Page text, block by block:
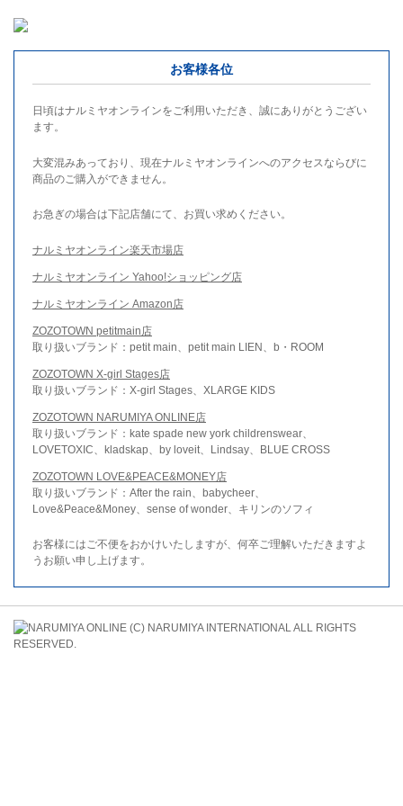
お客様各位
日頃はナルミヤオンラインをご利用いただき、誠にありがとうござい
ます。
大変混みあっており、現在ナルミヤオンラインへのアクセスならびに
商品のご購入ができません。
お急ぎの場合は下記店舗にて、お買い求めください。
ナルミヤオンライン楽天市場店
ナルミヤオンライン Yahoo!ショッピング店
ナルミヤオンライン Amazon店
ZOZOTOWN petitmain店
取り扱いブランド：petit main、petit main LIEN、b・ROOM
ZOZOTOWN X-girl Stages店
取り扱いブランド：X-girl Stages、XLARGE KIDS
ZOZOTOWN NARUMIYA ONLINE店
取り扱いブランド：kate spade new york childrenswear、
LOVETOXIC、kladskap、by loveit、Lindsay、BLUE CROSS
ZOZOTOWN LOVE&PEACE&MONEY店
取り扱いブランド：After the rain、babycheer、
Love&Peace&Money、sense of wonder、キリンのソフィ
お客様にはご不便をおかけいたしますが、何卒ご理解いただきますよ
うお願い申し上げます。